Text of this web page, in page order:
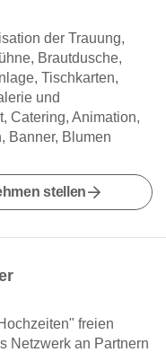
der Trauung,
Brautdusche,
Tischkarten,
und
Catering, Animation,
Banner, Blumen
stellen
freien
Netzwerk an Partnern